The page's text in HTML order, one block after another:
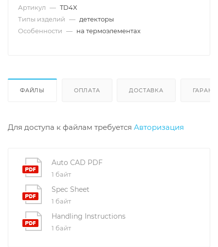
Артикул — TD4X
Типы изделий — детекторы
Особенности — на термоэлементах
ФАЙЛЫ ОПЛАТА ДОСТАВКА
Для доступа к файлам требуется Авторизация
Auto CAD PDF
1 байт
Spec Sheet
1 байт
Handling Instructions
1 байт